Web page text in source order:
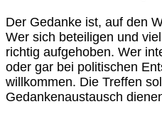
Der Gedanke ist, auf den
Wer sich beteiligen und
richtig aufgehoben. Wer
oder gar bei politischen
willkommen. Die Treffen
Gedankenaustausch